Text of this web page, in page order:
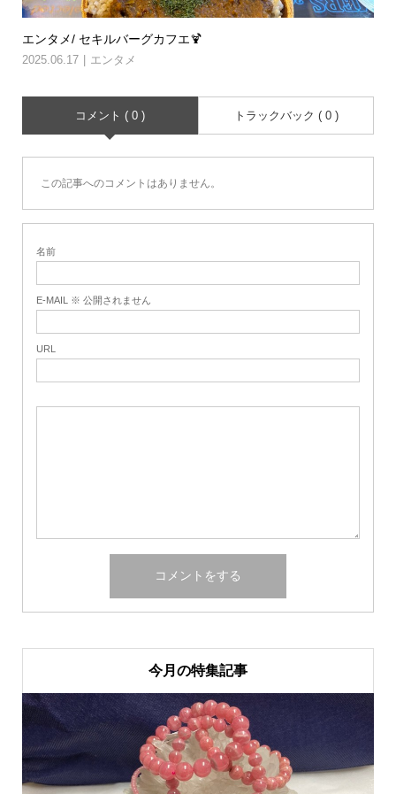
エンタメ/ セキルバーグカフエ🍹
2025.06.17 エンタメ
コメント ( 0 ) トラックバック ( 0 )
この記事へのコメントはありません。
名前
E-MAIL ※ 公開されません
URL
今月の特集記事